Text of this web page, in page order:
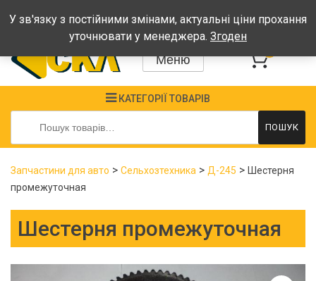
Графік: Пн-Пт: 08:00-17:00, Сб-Нд - вихідні
Меню
КАТЕГОРІЇ ТОВАРІВ
Шукати:
ПОШУК
Запчастини для авто > Сельхозтехника > Д-245 > Шестерня
промежуточная
Шестерня промежуточная
У зв'язку з постійними змінами, актуальні ціни прохання
уточнювати у менеджера. Згоден